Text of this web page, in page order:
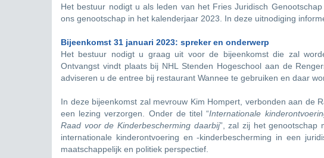
Het bestuur nodigt u als leden van het Fries Juridisch
ons genootschap in het kalenderjaar 2023. In deze uitnodiging
Bijeenkomst 31 januari 2023: spreker en onderwerp
Het bestuur nodigt u graag uit voor de bijeenkomst die zal
Ontvangst vindt plaats bij NHL Stenden Hogeschool aan de
adviseren u de entree bij restaurant Wannee te gebruiken en daar
In deze bijeenkomst zal mevrouw Kim Hompert, verbonden aan de
een lezing verzorgen. Onder de titel “Internationale
Raad voor de Kinderbescherming daarbij”, zal zij het genootschap
internationale kinderontvoering en -kinderbescherming in een
maatschappelijk en politiek perspectief.